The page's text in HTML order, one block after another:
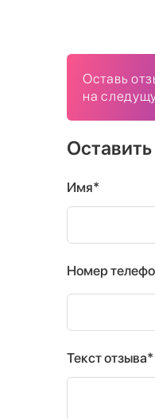
Оставь
на
Имя*
Номер
Текст отзыва*